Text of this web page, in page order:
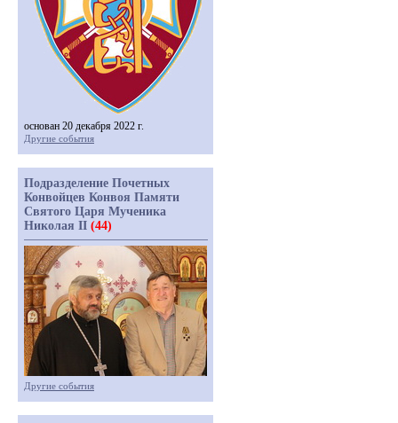
основан 20 декабря 2022 г.
Другие события
Подразделение Почетных
Конвойцев Конвоя Памяти
Святого Царя Мученика
Николая II (44)
Другие события